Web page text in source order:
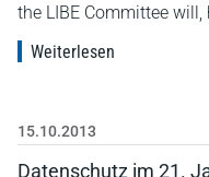
the LIBE Committee will,
Weiterlesen
15.10.2013
Datenschutz im 21.